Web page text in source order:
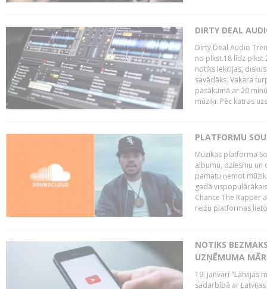
DIRTY DEAL
Dirty Deal Audio
no plkst.18 līdz plkst
notiks lekcijas,
savādāks. Vakara
pasākumā ar 20
mūziķi. Pēc katras
PLATFORMU
Mūzikas platforma
albumu, dziesmu un
pamatu ņemot
gadā
Chance The Rapper
reižu platformas
NOTIKS
UZŅĒMUMA
19. janvārī "Latvijas
sadarbībā ar